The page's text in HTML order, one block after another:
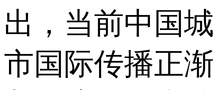
出，当前中国城
市国际传播正渐